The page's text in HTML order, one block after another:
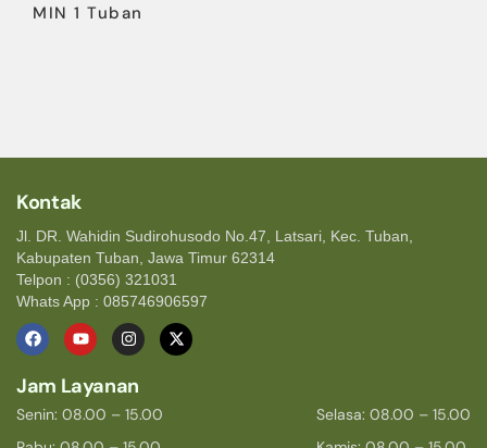
MIN 1 Tuban
Kontak
Jl. DR. Wahidin Sudirohusodo No.47, Latsari, Kec. Tuban,
Kabupaten Tuban, Jawa Timur 62314
Telpon : (0356) 321031
Whats App : 085746906597
Jam Layanan
Senin: 08.00 – 15.00
Selasa: 08.00 – 15.00